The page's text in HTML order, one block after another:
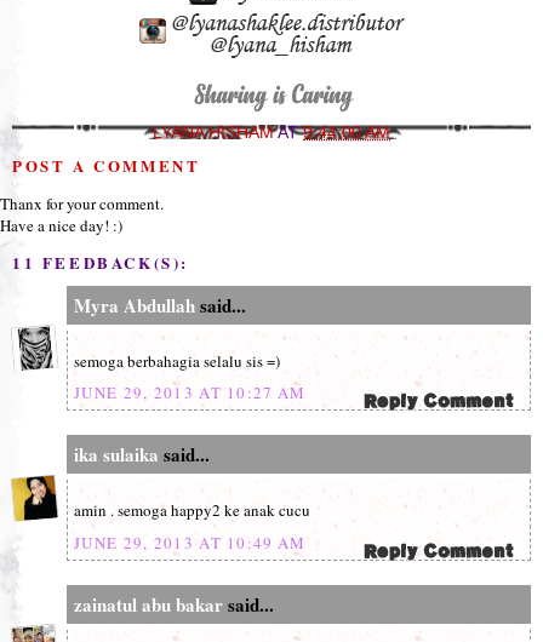
LYANA HISHAMAT9:44:00 AM
POST A COMMENT
Thanx for your comment.
Have a nice day! :)
11 FEEDBACK(S):
Myra Abdullahsaid...
semoga berbahagia selalu sis =)
JUNE 29, 2013 AT 10:27 AM
ika sulaika said...
amin . semoga happy2 ke anak cucu
JUNE 29, 2013 AT 10:49 AM
zainatul abu bakarsaid...